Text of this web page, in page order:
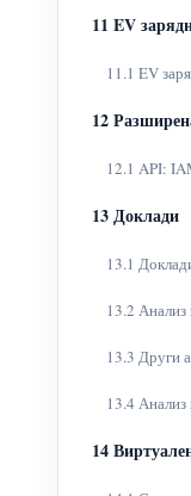
11 EV
11.1 EV
12
12.1 API:
13 Доклади
13.1
13.2 Анализ
13.3 Други
13.4 Анализ
14